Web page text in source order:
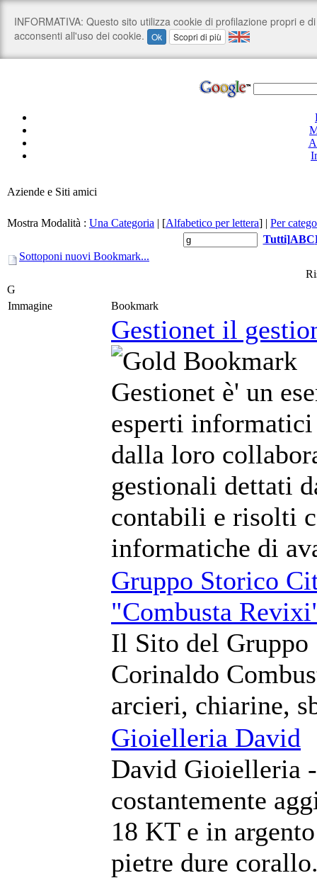
Aziende e Siti amici
Mostra Modalità : Una Categoria | [Alfabetico per lettera] | Per
Tutti]ABC
Sottoponi nuovi Bookmark...
G
Immagine
Bookmark
Gestionet il
Gestionet è' un
esperti
dalla loro
gestionali dettati
contabili e risolti
informatiche di
Gruppo Storico
"Combusta
Il Sito del
Corinaldo
arcieri, chiarine,
Gioielleria David
David Gioielleria
costantemente
18 KT e in
pietre dure